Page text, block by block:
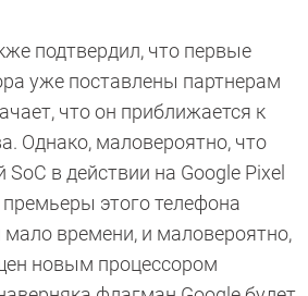
подтвердил, что первые
уже поставлены партнерам
что он приближается к
Однако, маловероятно, что
в действии на Google Pixel
этого телефона
времени, и маловероятно,
новым процессором